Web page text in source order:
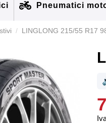
Pneumatici
LINGLONG 215/55 R17